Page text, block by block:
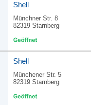
Shell
Münchner Str. 8
82319 Starnberg
Shell
Münchener Str. 5
82319 Starnberg